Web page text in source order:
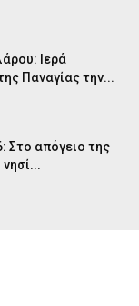
Ιερά
Παναγίας την...
Στο απόγειο της